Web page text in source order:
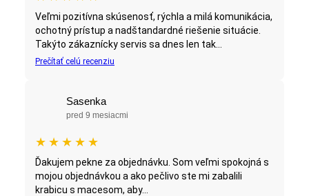
Veľmi pozitívna skúsenosť, rýchla a milá komunikácia,
ochotný prístup a nadštandardné riešenie situácie.
Takýto zákaznícky servis sa dnes len tak...
Prečítať celú recenziu
Sasenka
pred 9 mesiacmi
★ ★ ★ ★ ★
Ďakujem pekne za objednávku. Som veľmi spokojná s
mojou objednávkou a ako pečlivo ste mi zabalili
krabicu s macesom, aby...